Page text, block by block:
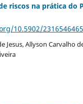
riscos na prática do
10.5902/
Jesus, Allyson Carvalho